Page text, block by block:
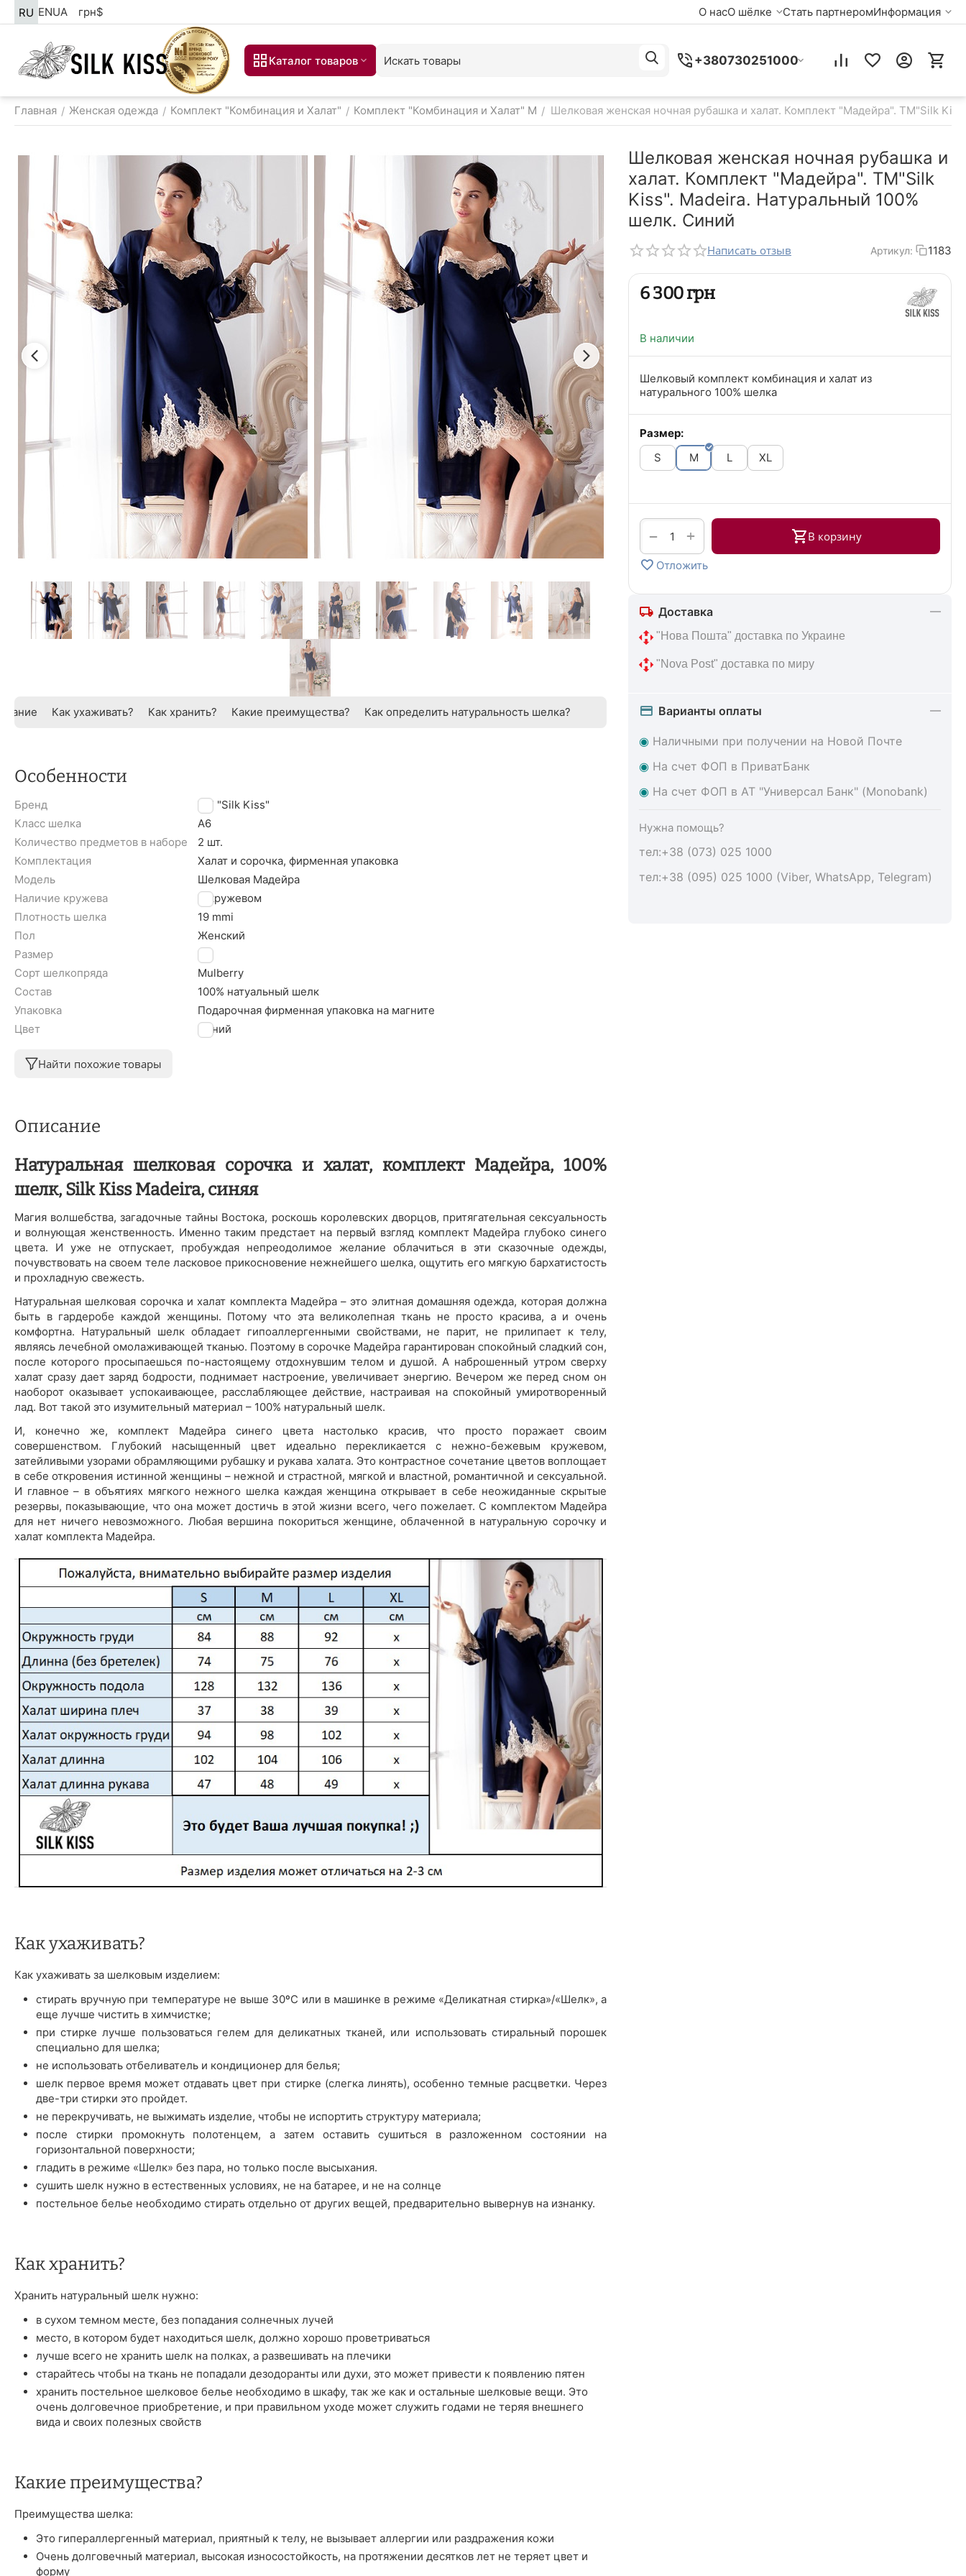
RU ENUA грн$ О насО шёлке Стать партнеромИнформация
Каталог товаров +380730251000
Главная / Женская одежда / Комплект "Комбинация и Халат" / Комплект "Комбинация и Халат" M / Шелковая женская ночная рубашка и халат. Комплект "Мадейра". TM"Silk
Шелковая женская ночная рубашка и
халат. Комплект "Мадейра". TM"Silk
Kiss". Madeira. Натуральный 100%
шелк. Синий
Написать отзыв Артикул: 1183
‍6 300‍грн
В наличии
Шелковый комплект комбинация и халат из
натурального 100% шелка
Размер:
S
M L XL
+
− В корзину
Отложить
Доставка
"Нова Пошта" доставка по Украине
"Nova Post" доставка по миру
Варианты оплаты
◉ Наличными при получении на Новой Почте
◉ На счет ФОП в ПриватБанк
◉ На счет ФОП в АТ "Универсал Банк" (Monobank)
Нужна помощь?
тел:+38 (073) 025 1000
тел:+38 (095) 025 1000 (Viber, WhatsApp, Telegram)
Как ухаживать? Как хранить? Какие преимущества? Как определить натуральность шелка?
Особенности
Бренд
TM "Silk Kiss"
Класс шелка
A6
Количество предметов в наборе
2 шт.
Комплектация
Халат и сорочка, фирменная упаковка
Модель
Шелковая Мадейра
Наличие кружева
С кружевом
Плотность шелка
19 mmi
Пол
Женский
Размер
M
Сорт шелкопряда
Mulberry
Состав
100% натуальный шелк
Упаковка
Подарочная фирменная упаковка на магните
Цвет
Синий
Найти похожие товары
Описание
Натуральная шелковая сорочка и халат, комплект Мадейра, 100%
шелк, Silk Kiss Madeira, синяя
Магия волшебства, загадочные тайны Востока, роскошь королевских дворцов, притягательная сексуальность
и волнующая женственность. Именно таким предстает на первый взгляд комплект Мадейра глубоко синего
цвета. И уже не отпускает, пробуждая непреодолимое желание облачиться в эти сказочные одежды,
почувствовать на своем теле ласковое прикосновение нежнейшего шелка, ощутить его мягкую бархатистость
и прохладную свежесть.
Натуральная шелковая сорочка и халат комплекта Мадейра – это элитная домашняя одежда, которая должна
быть в гардеробе каждой женщины. Потому что эта великолепная ткань не просто красива, а и очень
комфортна. Натуральный шелк обладает гипоаллергенными свойствами, не парит, не прилипает к телу,
являясь лечебной омолаживающей тканью. Поэтому в сорочке Мадейра гарантирован спокойный сладкий сон,
после которого просыпаешься по-настоящему отдохнувшим телом и душой. А наброшенный утром сверху
халат сразу дает заряд бодрости, поднимает настроение, увеличивает энергию. Вечером же перед сном он
наоборот оказывает успокаивающее, расслабляющее действие, настраивая на спокойный умиротворенный
лад. Вот такой это изумительный материал – 100% натуральный шелк.
И, конечно же, комплект Мадейра синего цвета настолько красив, что просто поражает своим
совершенством. Глубокий насыщенный цвет идеально перекликается с нежно-бежевым кружевом,
затейливыми узорами обрамляющими рубашку и рукава халата. Это контрастное сочетание цветов воплощает
в себе откровения истинной женщины – нежной и страстной, мягкой и властной, романтичной и сексуальной.
И главное – в объятиях мягкого нежного шелка каждая женщина открывает в себе неожиданные скрытые
резервы, показывающие, что она может достичь в этой жизни всего, чего пожелает. С комплектом Мадейра
для нет ничего невозможного. Любая вершина покориться женщине, облаченной в натуральную сорочку и
халат комплекта Мадейра.
Как ухаживать?
Как ухаживать за шелковым изделием:
стирать вручную при температуре не выше 30ºС или в машинке в режиме «Деликатная стирка»/«Шелк», а
еще лучше чистить в химчистке;
при стирке лучше пользоваться гелем для деликатных тканей, или использовать стиральный порошек
специально для шелка;
не использовать отбеливатель и кондиционер для белья;
шелк первое время может отдавать цвет при стирке (слегка линять), особенно темные расцветки. Через
две-три стирки это пройдет.
не перекручивать, не выжимать изделие, чтобы не испортить структуру материала;
после стирки промокнуть полотенцем, а затем оставить сушиться в разложенном состоянии на
горизонтальной поверхности;
гладить в режиме «Шелк» без пара, но только после высыхания.
сушить шелк нужно в естественных условиях, не на батарее, и не на солнце
постельное белье необходимо стирать отдельно от других вещей, предварительно вывернув на изнанку.
Как хранить?
Хранить натуральный шелк нужно:
в сухом темном месте, без попадания солнечных лучей
место, в котором будет находиться шелк, должно хорошо проветриваться
лучше всего не хранить шелк на полках, а развешивать на плечики
старайтесь чтобы на ткань не попадали дезодоранты или духи, это может привести к появлению пятен
хранить постельное шелковое белье необходимо в шкафу, так же как и остальные шелковые вещи. Это
очень долговечное приобретение, и при правильном уходе может служить годами не теряя внешнего
вида и своих полезных свойств
Какие преимущества?
Преимущества шелка:
Это гипераллергенный материал, приятный к телу, не вызывает аллергии или раздражения кожи
Очень долговечный материал, высокая износостойкость, на протяжении десятков лет не теряет цвет и
форму